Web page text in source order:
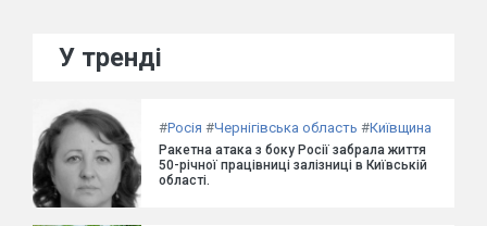
У тренді
#Росія #Чернігівська область #Київщина
Ракетна атака з боку Росії забрала життя
50-річної працівниці залізниці в Київській
області.